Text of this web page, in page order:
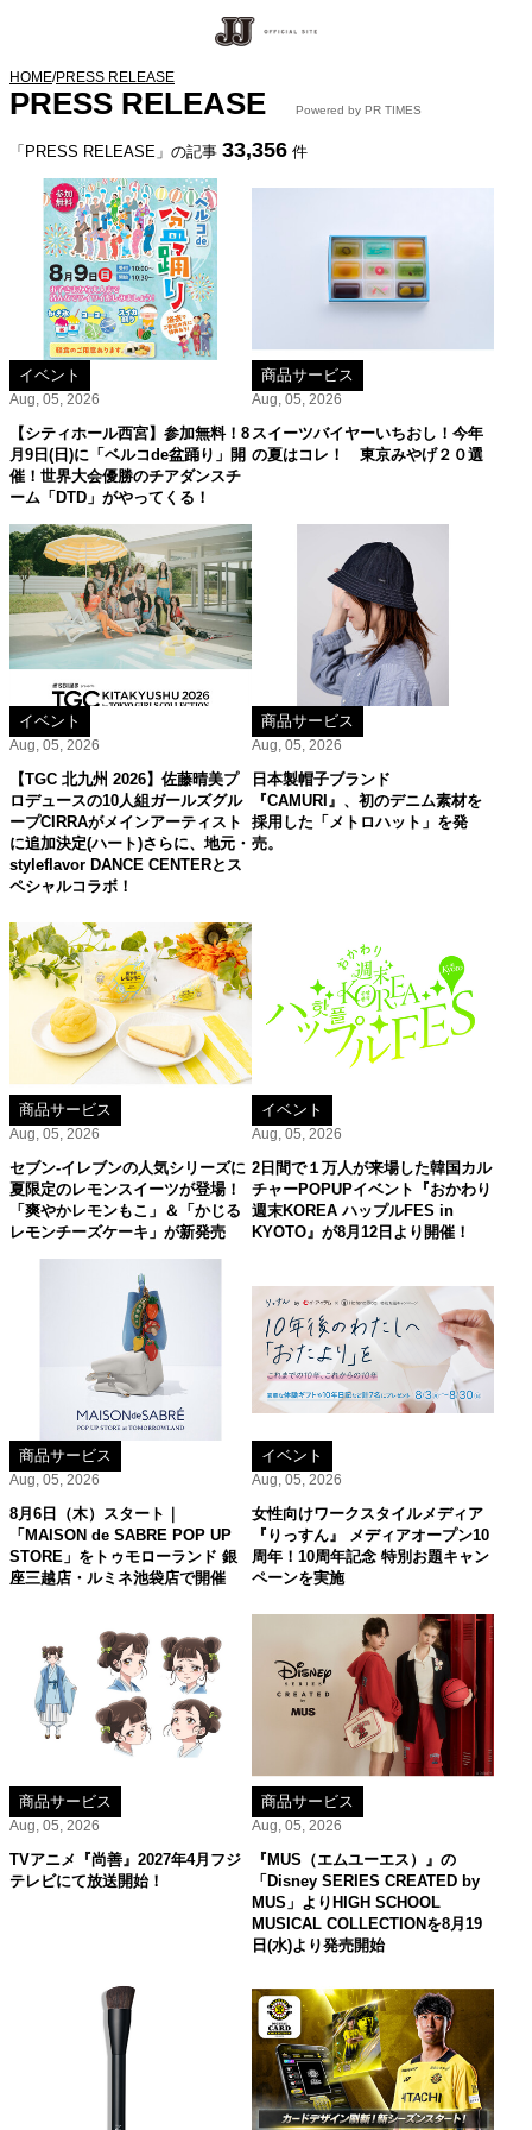
HOME/PRESS RELEASE
PRESS RELEASE Powered by PR TIMES
「PRESS RELEASE」の記事 33,356 件
イベント
Aug, 05, 2026
【シティホール西宮】参加無料！8
月9日(日)に「ベルコde盆踊り」開
催！世界大会優勝のチアダンスチ
ーム「DTD」がやってくる！
商品サービス
Aug, 05, 2026
スイーツバイヤーいちおし！今年
の夏はコレ！ 東京みやげ２０選
イベント
Aug, 05, 2026
【TGC 北九州 2026】佐藤晴美プ
ロデュースの10人組ガールズグル
ープCIRRAがメインアーティスト
に追加決定(ハート)さらに、地元・
styleflavor DANCE CENTERとス
ペシャルコラボ！
商品サービス
Aug, 05, 2026
日本製帽子ブランド
『CAMURI』、初のデニム素材を
採用した「メトロハット」を発
売。
商品サービス
Aug, 05, 2026
セブン‐イレブンの人気シリーズに
夏限定のレモンスイーツが登場！
「爽やかレモンもこ」＆「かじる
レモンチーズケーキ」が新発売
イベント
Aug, 05, 2026
2日間で１万人が来場した韓国カル
チャーPOPUPイベント『おかわり
週末KOREA ハップルFES in
KYOTO』が8月12日より開催！
商品サービス
Aug, 05, 2026
8月6日（木）スタート｜
「MAISON de SABRE POP UP
STORE」をトゥモローランド 銀
座三越店・ルミネ池袋店で開催
イベント
Aug, 05, 2026
女性向けワークスタイルメディア
『りっすん』 メディアオープン10
周年！10周年記念 特別お題キャン
ペーンを実施
商品サービス
Aug, 05, 2026
TVアニメ『尚善』2027年4月フジ
テレビにて放送開始！
商品サービス
Aug, 05, 2026
『MUS（エムユーエス）』の
「Disney SERIES CREATED by
MUS」よりHIGH SCHOOL
MUSICAL COLLECTIONを8月19
日(水)より発売開始